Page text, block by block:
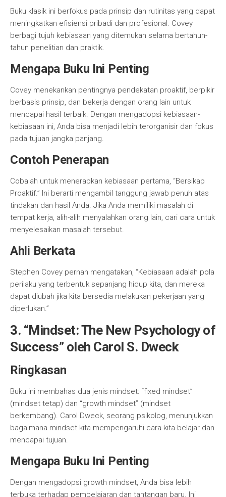
Buku klasik ini berfokus pada prinsip dan rutinitas yang dapat
meningkatkan efisiensi pribadi dan profesional. Covey
berbagi tujuh kebiasaan yang ditemukan selama bertahun-
tahun penelitian dan praktik.
Mengapa Buku Ini Penting
Covey menekankan pentingnya pendekatan proaktif, berpikir
berbasis prinsip, dan bekerja dengan orang lain untuk
mencapai hasil terbaik. Dengan mengadopsi kebiasaan-
kebiasaan ini, Anda bisa menjadi lebih terorganisir dan fokus
pada tujuan jangka panjang.
Contoh Penerapan
Cobalah untuk menerapkan kebiasaan pertama, “Bersikap
Proaktif.” Ini berarti mengambil tanggung jawab penuh atas
tindakan dan hasil Anda. Jika Anda memiliki masalah di
tempat kerja, alih-alih menyalahkan orang lain, cari cara untuk
menyelesaikan masalah tersebut.
Ahli Berkata
Stephen Covey pernah mengatakan, “Kebiasaan adalah pola
perilaku yang terbentuk sepanjang hidup kita, dan mereka
dapat diubah jika kita bersedia melakukan pekerjaan yang
diperlukan.”
3. “Mindset: The New Psychology of
Success” oleh Carol S. Dweck
Ringkasan
Buku ini membahas dua jenis mindset: “fixed mindset”
(mindset tetap) dan “growth mindset” (mindset
berkembang). Carol Dweck, seorang psikolog, menunjukkan
bagaimana mindset kita mempengaruhi cara kita belajar dan
mencapai tujuan.
Mengapa Buku Ini Penting
Dengan mengadopsi growth mindset, Anda bisa lebih
terbuka terhadap pembelajaran dan tantangan baru. Ini